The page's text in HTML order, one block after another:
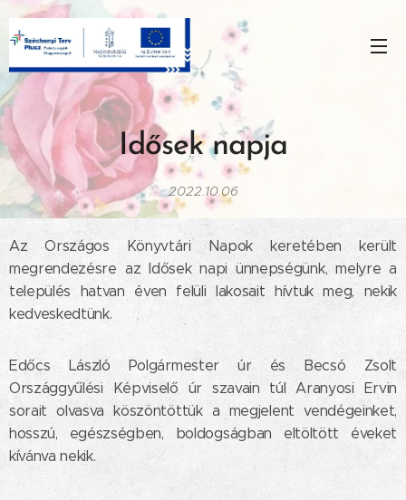
Idősek napja
2022.10.06
Az Országos Könyvtári Napok keretében került
megrendezésre az Idősek napi ünnepségünk, melyre a
település hatvan éven felüli lakosait hívtuk meg, nekik
kedveskedtünk.
Edőcs László Polgármester úr és Becsó Zsolt
Országgyűlési Képviselő úr szavain túl Aranyosi Ervin
sorait olvasva köszöntöttük a megjelent vendégeinket,
hosszú, egészségben, boldogságban eltöltött éveket
kívánva nekik.